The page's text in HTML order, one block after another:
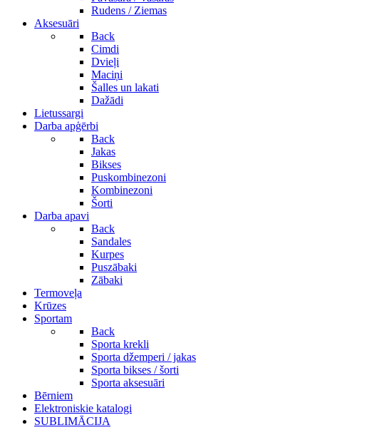
Rudens / Ziemas
Aksesuāri
Back
Cimdi
Dvieļi
Maciņi
Šalles un lakati
Dažādi
Lietussargi
Darba apģērbi
Back
Jakas
Bikses
Puskombinezoni
Kombinezoni
Šorti
Darba apavi
Back
Sandales
Kurpes
Puszābaki
Zābaki
Termoveļa
Krūzes
Sportam
Back
Sporta krekli
Sporta džemperi / jakas
Sporta bikses / šorti
Sporta aksesuāri
Bērniem
Elektroniskie katalogi
SUBLIMĀCIJA